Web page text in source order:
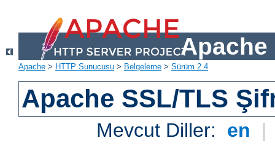
Apache
Apache > HTTP Sunucusu > Belgeleme > Sürüm 2.4
Apache SSL/TLS
Mevcut Diller: en |